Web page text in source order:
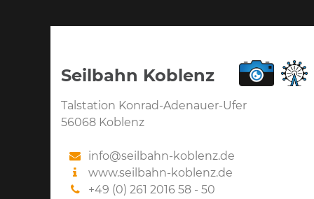
Seilbahn Koblenz
Talstation Konrad-Adenauer-Ufer
56068 Koblenz
info@seilbahn-koblenz.de
www.seilbahn-koblenz.de
+49 (0) 261 2016 58 - 50